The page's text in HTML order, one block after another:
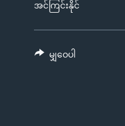
အမေရိကန်
တရုတ်
အစ္စရေး-ပါလက်စတိုင်း
သတင်းလွတ်လပ်ခွင့်
ရပ်ဝန်းတခု လမ်းတခု အလွ
အင်္ဂလိပ်စာလေ့လာမယ်
အင်ကြင်းနိုင်
မျှဝေပါ